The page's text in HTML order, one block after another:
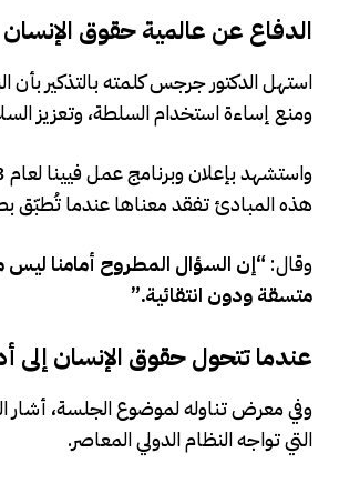
الدفاع عن عالمية حقوق الإنسان
استهل الدكتور جرجس كلمته بالتذكير بأن
ومنع إساءة استخدام السلطة، وتعزيز
هذه المبادئ تفقد معناها عندما تُطبّق
وقال:“إن السؤال المطروح أمامنا ليس
متسقة ودون انتقائية.”
عندما تتحول حقوق الإنسان إلى
وفي معرض تناوله لموضوع الجلسة، أشار
التي تواجه النظام الدولي المعاصر.